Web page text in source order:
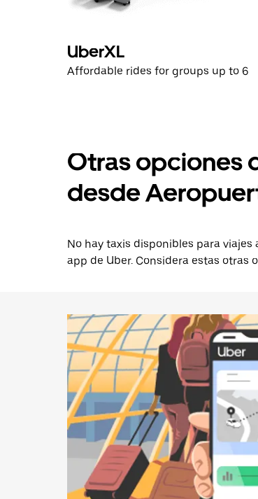
UberXL
Affordable rides for groups up to 6
Otras opciones
desde
No hay taxis disponibles para
app de Uber. Considera estas otras